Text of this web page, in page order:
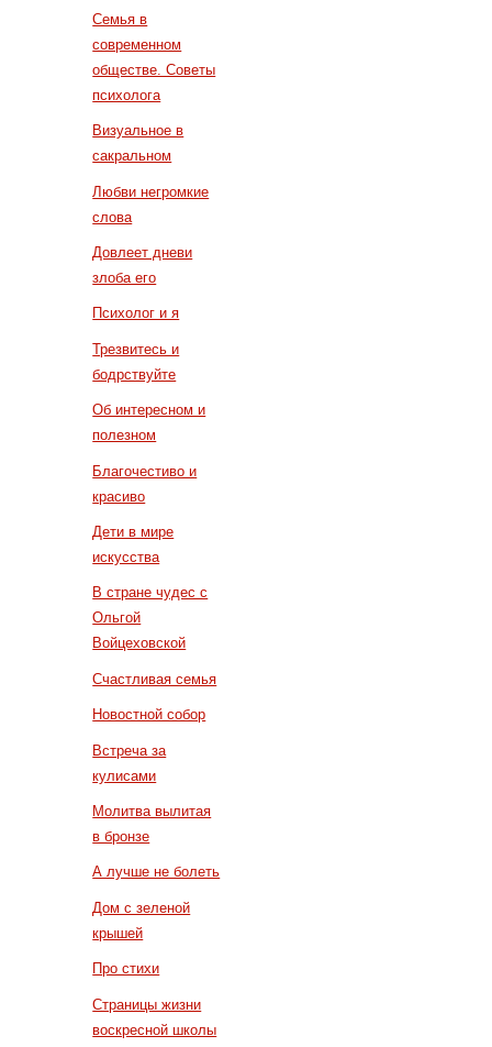
Семья в
современном
обществе. Советы
психолога
Визуальное в
сакральном
Любви негромкие
слова
Довлеет дневи
злоба его
Психолог и я
Трезвитесь и
бодрствуйте
Об интересном и
полезном
Благочестиво и
красиво
Дети в мире
искусства
В стране чудес с
Ольгой
Войцеховской
Счастливая семья
Новостной собор
Встреча за
кулисами
Молитва вылитая
в бронзе
А лучше не болеть
Дом с зеленой
крышей
Про стихи
Страницы жизни
воскресной школы